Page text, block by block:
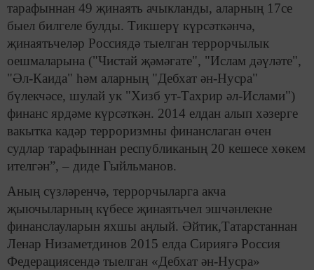
тарафыннан 49 җинаять ачыкланды, аларның 17се
быел билгеле булды. Тикшерү күрсәткәнчә,
җинаятьчеләр Россиядә тыелган террорчылык
оешмаларына ("Чистай җәмәгате", "Ислам дәүләте",
"Әл-Каида" һәм аларның "Дебхат ән-Нусра"
бүлекчәсе, шулай ук "Хизб ут-Тахрир әл-Ислами")
финанс ярдәме күрсәткән. 2014 елдан алып хәзерге
вакытка кадәр терроризмны финанслаган өчен
судлар тарафыннан республиканың 20 кешесе хөкем
ителгән”, – диде Гыйльманов.
Аның сүзләренчә, террорчыларга акча
җыючыларның күбесе җинаятьчел эшчәнлекне
финанслауларын яхшы аңлый. Әйтик,Татарстаннан
Ленар Низаметдинов 2015 елда Сириягә Россия
Федерациясендә тыелган «Дебхат ән-Нусра»